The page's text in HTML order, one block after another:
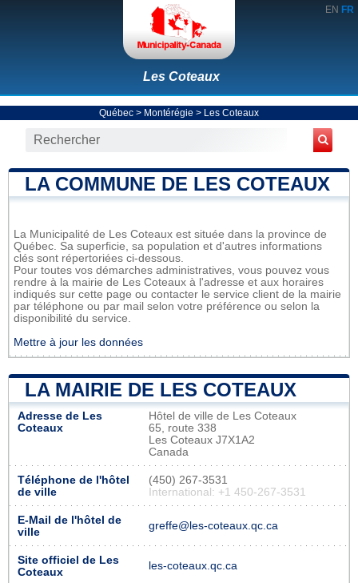
EN FR
Les Coteaux
Québec > Montérégie > Les Coteaux
LA COMMUNE DE LES COTEAUX
La Municipalité de Les Coteaux est située dans la province de
Québec. Sa superficie, sa population et d'autres informations
clés sont répertoriées ci-dessous.
Pour toutes vos démarches administratives, vous pouvez vous
rendre à la mairie de Les Coteaux à l'adresse et aux horaires
indiqués sur cette page ou contacter le service client de la mairie
par téléphone ou par mail selon votre préférence ou selon la
disponibilité du service.
Mettre à jour les données
LA MAIRIE DE LES COTEAUX
Adresse de Les
Coteaux
Hôtel de ville de Les Coteaux
65, route 338
Les Coteaux J7X1A2
Canada
Téléphone de l'hôtel
de ville
(450) 267-3531
International: +1 450-267-3531
E-Mail de l'hôtel de
ville
greffe@les-coteaux.qc.ca
Site officiel de Les
Coteaux
les-coteaux.qc.ca